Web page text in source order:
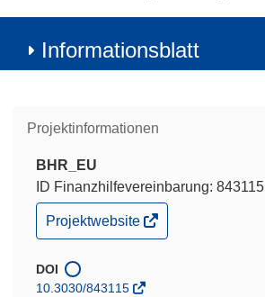
Informationsblatt
Projektinformationen
BHR_EU
ID Finanzhilfevereinbarung: 843115
(öffnet
in
Fenster)
Projektwebsite
DOI
10.3030/843115